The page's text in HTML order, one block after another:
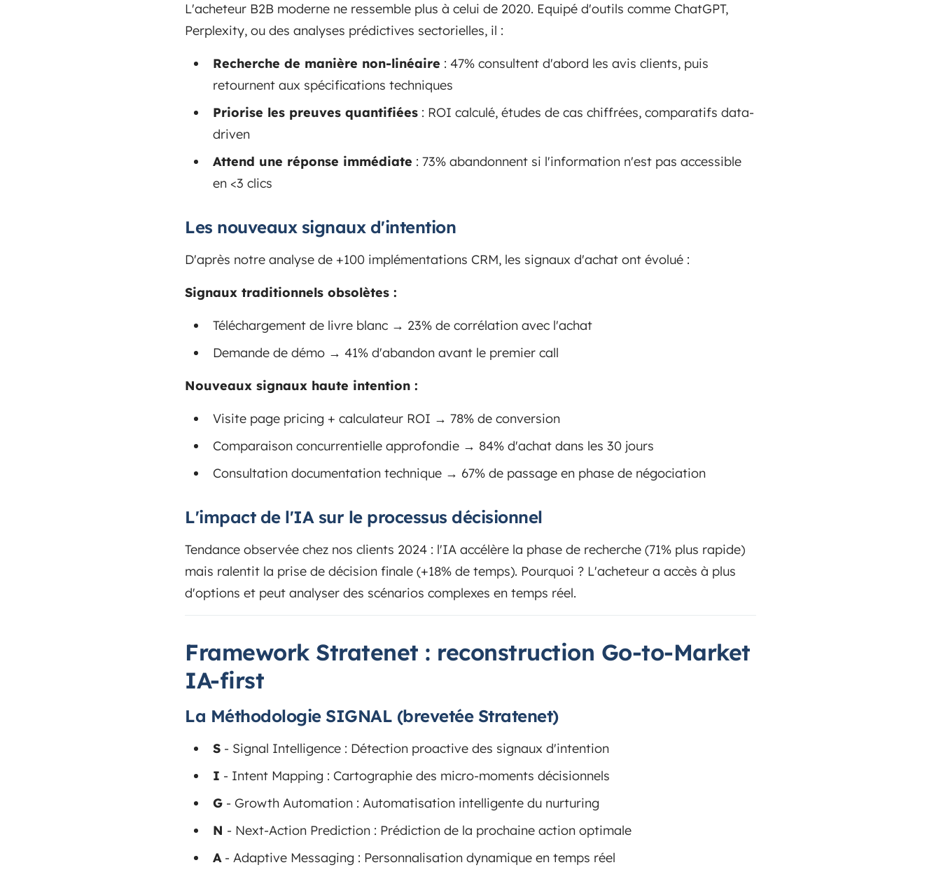
L'acheteur B2B moderne ne ressemble plus à celui de 2020. Equipé d'outils comme ChatGPT,
Perplexity, ou des analyses prédictives sectorielles, il :
Recherche de manière non-linéaire : 47% consultent d'abord les avis clients, puis
retournent aux spécifications techniques
Priorise les preuves quantifiées : ROI calculé, études de cas chiffrées, comparatifs data-
driven
Attend une réponse immédiate : 73% abandonnent si l'information n'est pas accessible
en <3 clics
Les nouveaux signaux d'intention
D'après notre analyse de +100 implémentations CRM, les signaux d'achat ont évolué :
Signaux traditionnels obsolètes :
Téléchargement de livre blanc → 23% de corrélation avec l'achat
Demande de démo → 41% d'abandon avant le premier call
Nouveaux signaux haute intention :
Visite page pricing + calculateur ROI → 78% de conversion
Comparaison concurrentielle approfondie → 84% d'achat dans les 30 jours
Consultation documentation technique → 67% de passage en phase de négociation
L'impact de l'IA sur le processus décisionnel
Tendance observée chez nos clients 2024 : l'IA accélère la phase de recherche (71% plus rapide)
mais ralentit la prise de décision finale (+18% de temps). Pourquoi ? L'acheteur a accès à plus
d'options et peut analyser des scénarios complexes en temps réel.
Framework Stratenet : reconstruction Go-to-Market
IA-first
La Méthodologie SIGNAL (brevetée Stratenet)
S - Signal Intelligence : Détection proactive des signaux d'intention
I - Intent Mapping : Cartographie des micro-moments décisionnels
G - Growth Automation : Automatisation intelligente du nurturing
N - Next-Action Prediction : Prédiction de la prochaine action optimale
A- Adaptive Messaging : Personnalisation dynamique en temps réel